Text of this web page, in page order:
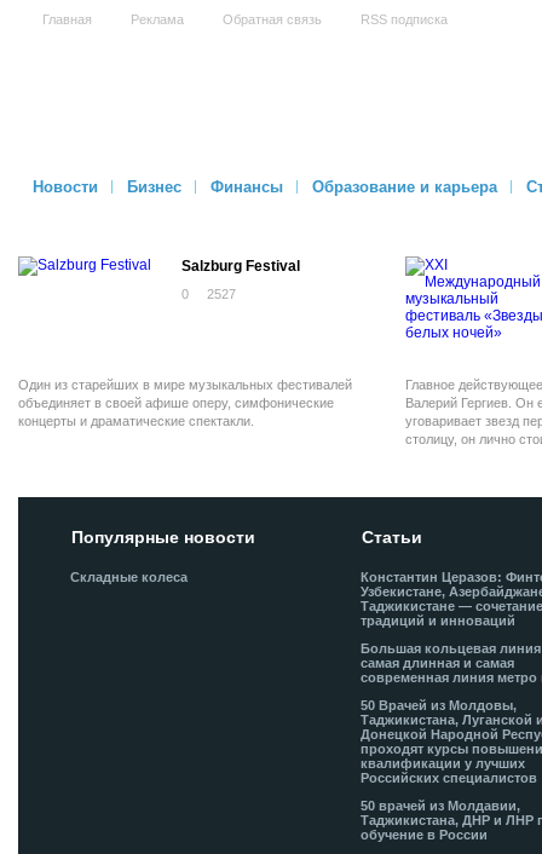
Главная Реклама Обратная связь RSS подписка
Новости Бизнес Финансы Образование и карьера
Salzburg Festival
0 2527
Один из старейших в мире музыкальных фестивалей
объединяет в своей афише оперу, симфонические
концерты и драматические спектакли.
Главное
Валерий Гергиев. Он
уговаривает звезд
столицу, он лично
Популярные новости
Складные колеса
Статьи
Константин Церазов:
Узбекистане,
Таджикистане —
традиций и инноваций
Большая кольцевая
самая длинная и самая
современная линия метро
50 Врачей из Молдовы,
Таджикистана, Луганской
Донецкой Народной
проходят курсы
квалификации у лучших
Российских специалистов
50 врачей из Молдавии,
Таджикистана, ДНР и ЛНР
обучение в России